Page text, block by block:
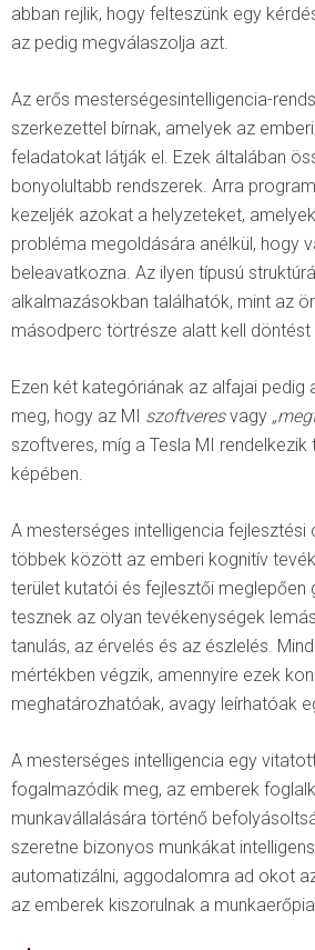
abban rejlik, hogy felteszünk egy
az pedig megválaszolja azt.
Az erős mesterségesintelligencia-
szerkezettel bírnak, amelyek az
feladatokat látják el. Ezek általában
bonyolultabb rendszerek. Arra
kezeljék azokat a helyzeteket,
probléma megoldására anélkül, hogy
beleavatkozna. Az ilyen típusú
alkalmazásokban találhatók, mint az
másodperc törtrésze alatt kell döntést
Ezen két kategóriának az alfajai pedig
meg, hogy az MI szoftveresvagy
szoftveres, míg a Tesla MI
képében.
A mesterséges intelligencia fejlesztési
többek között az emberi kognitív
terület kutatói és fejlesztői meglepően
tesznek az olyan tevékenységek
tanulás, az érvelés és az észlelés.
mértékben végzik, amennyire ezek
meghatározhatóak, avagy leírhatóak
A mesterséges intelligencia egy
fogalmazódik meg, az emberek
munkavállalására történő
szeretne bizonyos munkákat
automatizálni, aggodalomra ad okot
az emberek kiszorulnak a